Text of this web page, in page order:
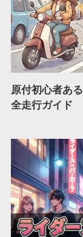
原付初心者あ
全走行ガイド